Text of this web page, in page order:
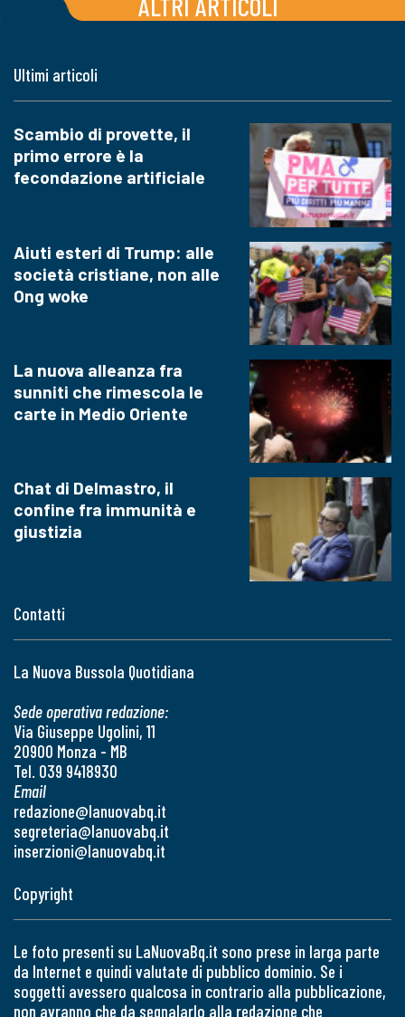
Contatti
La Nuova Bussola Quotidiana
Sede operativa redazione:
Via Giuseppe Ugolini, 11
20900 Monza - MB
Tel. 039 9418930
Email
redazione@lanuovabq.it
segreteria@lanuovabq.it
inserzioni@lanuovabq.it
Ultimi articoli
Scambio di provette, il
primo errore è la
fecondazione artificiale
Aiuti esteri di Trump: alle
società cristiane, non alle
Ong woke
La nuova alleanza fra
sunniti che rimescola le
carte in Medio Oriente
Chat di Delmastro, il
confine fra immunità e
giustizia
Copyright
Le foto presenti su LaNuovaBq.it sono prese in larga parte
da Internet e quindi valutate di pubblico dominio. Se i
soggetti avessero qualcosa in contrario alla pubblicazione,
non avranno che da segnalarlo alla redazione che